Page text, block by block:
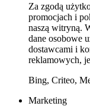
Za zgodą
promocjach i
naszą witryną.
dane osobowe
dostawcami i
reklamowych,
Bing, Criteo,
Marketing